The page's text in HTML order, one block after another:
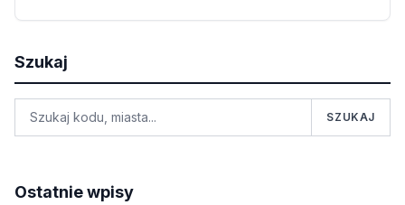
Szukaj
SZUKAJ
Ostatnie wpisy